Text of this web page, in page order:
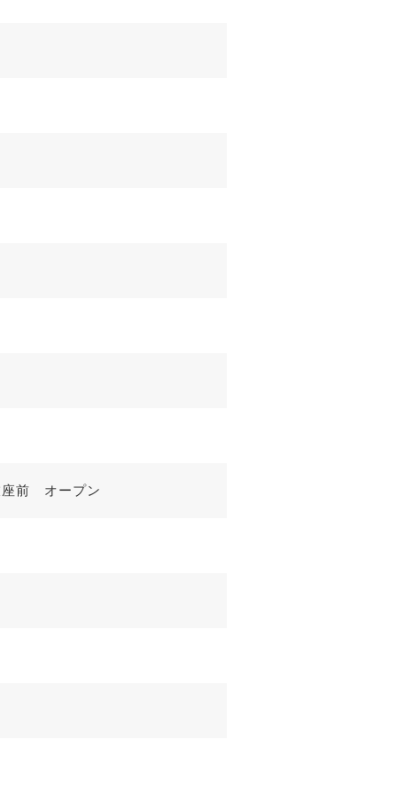
座前 オープン